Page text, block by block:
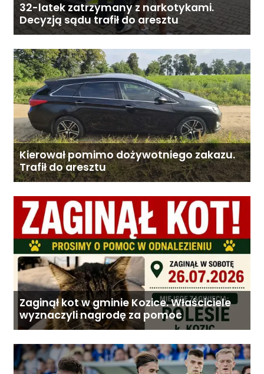
32-latek zatrzymany z narkotykami.
Decyzją sądu trafił do aresztu
Kierował pomimo dożywotniego zakazu.
Trafił do aresztu
Zaginął kot w gminie Kozice. Właściciele
wyznaczyli nagrodę za pomoc